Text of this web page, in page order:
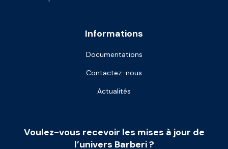
Informations
Documentations
Contactez-nous
Actualités
Voulez-vous recevoir les mises à jour de
l’univers Barberi ?